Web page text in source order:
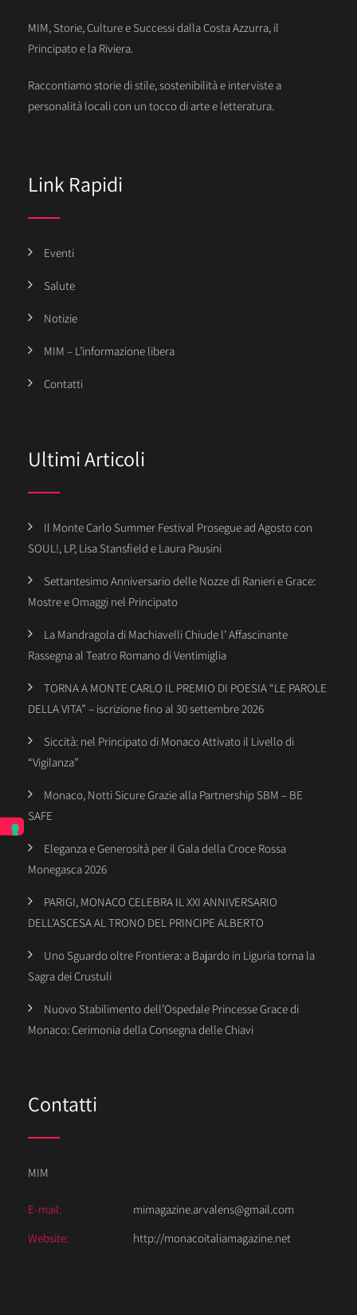
MIM, Storie, Culture e Successi dalla Costa Azzurra, il
Principato e la Riviera.
Raccontiamo storie di stile, sostenibilità e interviste a
personalità locali con un tocco di arte e letteratura.
Link Rapidi
Eventi
Salute
Notizie
MIM – L’informazione libera
Contatti
Ultimi Articoli
Il Monte Carlo Summer Festival Prosegue ad Agosto con
SOUL!, LP, Lisa Stansfield e Laura Pausini
Settantesimo Anniversario delle Nozze di Ranieri e Grace:
Mostre e Omaggi nel Principato
La Mandragola di Machiavelli Chiude l’ Affascinante
Rassegna al Teatro Romano di Ventimiglia
TORNA A MONTE CARLO IL PREMIO DI POESIA “LE PAROLE
DELLA VITA” – iscrizione fino al 30 settembre 2026
Siccità: nel Principato di Monaco Attivato il Livello di
“Vigilanza”
Monaco, Notti Sicure Grazie alla Partnership SBM – BE
SAFE
Eleganza e Generosità per il Gala della Croce Rossa
Monegasca 2026
PARIGI, MONACO CELEBRA IL XXI ANNIVERSARIO
DELL’ASCESA AL TRONO DEL PRINCIPE ALBERTO
Uno Sguardo oltre Frontiera: a Bajardo in Liguria torna la
Sagra dei Crustuli
Nuovo Stabilimento dell’Ospedale Princesse Grace di
Monaco: Cerimonia della Consegna delle Chiavi
Contatti
MIM
E-mail:
mimagazine.arvalens@gmail.com
Website:
http://monacoitaliamagazine.net